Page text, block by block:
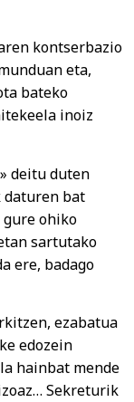
kontserbazio
eta,
bateko
inoiz
deitu duten
daturen bat
gure ohiko
sartutako
ere, badago
ezabatua
edozein
hainbat mende
Sekreturik